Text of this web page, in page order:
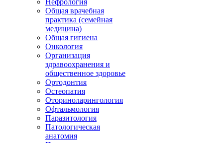
Нефрология
Общая врачебная
практика (семейная
медицина)
Общая гигиена
Онкология
Организация
здравоохранения и
общественное здоровье
Ортодонтия
Остеопатия
Оториноларингология
Офтальмология
Паразитология
Патологическая
анатомия